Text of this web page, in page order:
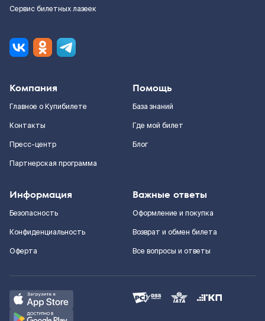
Сервис билетных лазеек
Компания
Главное о Купибилете
Контакты
Пресс-центр
Партнерская программа
Помощь
База знаний
Где мой билет
Блог
Информация
Безопасность
Конфиденциальность
Оферта
Важные ответы
Оформление и покупка
Возврат и обмен билета
Все вопросы и ответы